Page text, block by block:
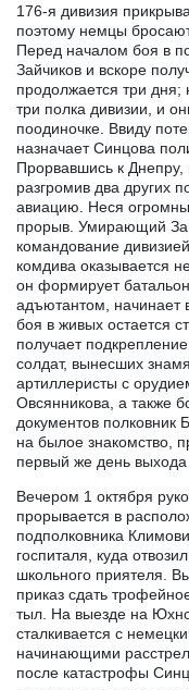
176-я дивизия
поэтому немцы
Перед началом боя в
Зайчиков и вскоре
продолжается три дня;
три полка дивизии, и
поодиночке. Ввиду
назначает Синцова
Прорвавшись к
разгромив два других
авиацию. Неся
прорыв. Умирающий
командование
комдива оказывается
он формирует
адъютантом, начинает
боя в живых остается
получает
солдат, вынесших
артиллеристы с
Овсянникова, а также
документов полковник
на былое знакомство,
первый же день выхода
Вечером 1 октября
прорывается в
подполковника
госпиталя, куда
школьного приятеля.
приказ сдать
тыл. На выезде на
сталкивается с
начинающими
после катастрофы